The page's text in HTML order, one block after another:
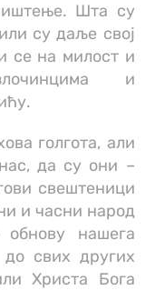
Шта су
су даље свој
се на милост и
и
голгота, али
да су они –
свештеници
и часни народ
нашега
свих других
Христа Бога